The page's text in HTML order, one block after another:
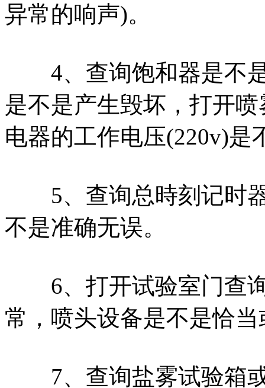
异常的响声)。
4、查询饱和器是不是
是不是产生毁坏，打开
电器的工作电压(220v)是
5、查询总時刻记时器
不是准确无误。
6、打开试验室门查询
常，喷头设备是不是恰
7、查询盐雾试验箱或